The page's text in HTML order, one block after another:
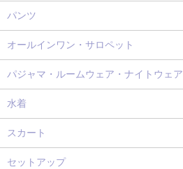
パンツ
オールインワン・サロペット
パジャマ・ルームウェア・ナイトウェア
水着
スカート
セットアップ